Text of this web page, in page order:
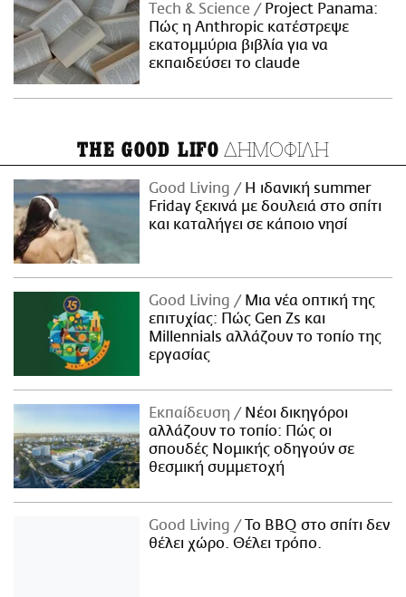
Τech & Science
Project Panama:
Πώς η Anthropic κατέστρεψε
εκατομμύρια βιβλία για να
εκπαιδεύσει το claude
THE GOOD LIFO ΔΗΜΟΦΙΛΗ
Good Living
Η ιδανική summer
Friday ξεκινά με δουλειά στο σπίτι
και καταλήγει σε κάποιο νησί
Good Living
Μια νέα οπτική της
επιτυχίας: Πώς Gen Zs και
Millennials αλλάζουν το τοπίο της
εργασίας
Εκπαίδευση
Νέοι δικηγόροι
αλλάζουν το τοπίο: Πώς οι
σπουδές Νομικής οδηγούν σε
θεσμική συμμετοχή
Good Living
Το BBQ στο σπίτι δεν
θέλει χώρο. Θέλει τρόπο.